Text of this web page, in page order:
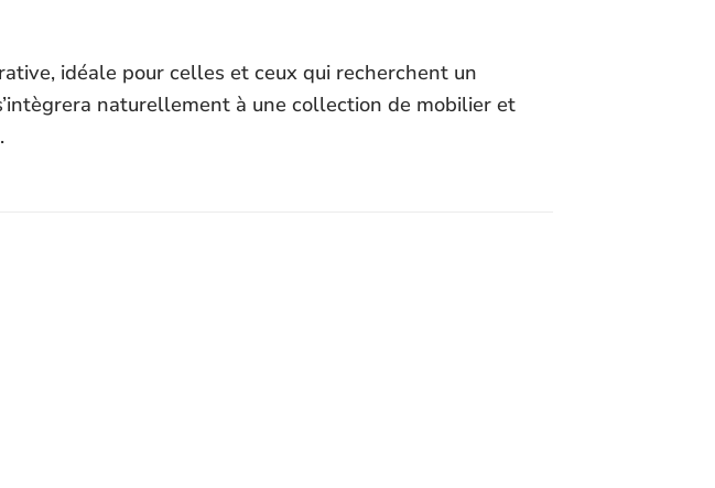
idéale pour celles et ceux qui recherchent un
naturellement à une collection de mobilier et